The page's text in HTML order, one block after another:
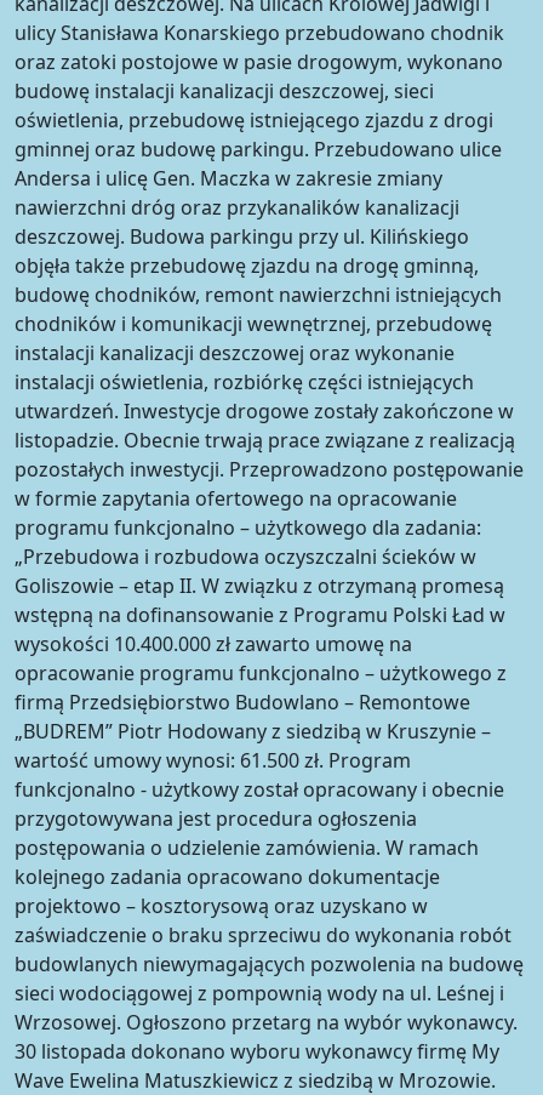
ulicy Stanisława Konarskiego przebudowano chodnik
oraz zatoki postojowe w pasie drogowym, wykonano
budowę instalacji kanalizacji deszczowej, sieci
oświetlenia, przebudowę istniejącego zjazdu z drogi
gminnej oraz budowę parkingu. Przebudowano ulice
Andersa i ulicę Gen. Maczka w zakresie zmiany
nawierzchni dróg oraz przykanalików kanalizacji
deszczowej. Budowa parkingu przy ul. Kilińskiego
objęła także przebudowę zjazdu na drogę gminną,
budowę chodników, remont nawierzchni istniejących
chodników i komunikacji wewnętrznej, przebudowę
instalacji kanalizacji deszczowej oraz wykonanie
instalacji oświetlenia, rozbiórkę części istniejących
utwardzeń. Inwestycje drogowe zostały zakończone w
listopadzie. Obecnie trwają prace związane z realizacją
pozostałych inwestycji. Przeprowadzono postępowanie
w formie zapytania ofertowego na opracowanie
programu funkcjonalno – użytkowego dla zadania:
„Przebudowa i rozbudowa oczyszczalni ścieków w
Goliszowie – etap II. W związku z otrzymaną promesą
wstępną na dofinansowanie z Programu Polski Ład w
wysokości 10.400.000 zł zawarto umowę na
opracowanie programu funkcjonalno – użytkowego z
firmą Przedsiębiorstwo Budowlano – Remontowe
„BUDREM” Piotr Hodowany z siedzibą w Kruszynie –
wartość umowy wynosi: 61.500 zł. Program
funkcjonalno - użytkowy został opracowany i obecnie
przygotowywana jest procedura ogłoszenia
postępowania o udzielenie zamówienia. W ramach
kolejnego zadania opracowano dokumentacje
projektowo – kosztorysową oraz uzyskano w
zaświadczenie o braku sprzeciwu do wykonania robót
budowlanych niewymagających pozwolenia na budowę
sieci wodociągowej z pompownią wody na ul. Leśnej i
Wrzosowej. Ogłoszono przetarg na wybór wykonawcy.
30 listopada dokonano wyboru wykonawcy firmę My
Wave Ewelina Matuszkiewicz z siedzibą w Mrozowie.